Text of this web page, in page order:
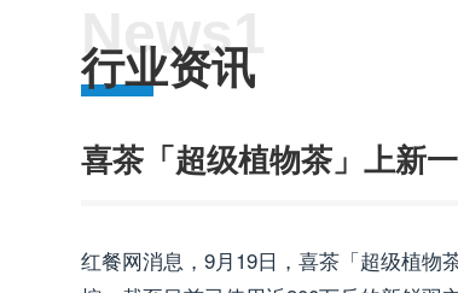
News1
行业资讯
喜茶「超级植物茶」上新
红餐网消息，9月19日，喜茶「超级植物